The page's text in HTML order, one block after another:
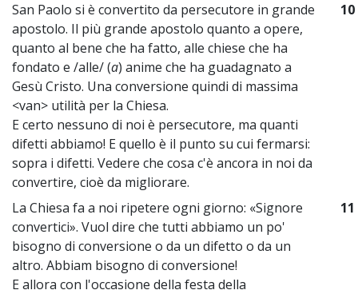
San Paolo si è convertito da persecutore in grande
apostolo. Il più grande apostolo quanto a opere,
quanto al bene che ha fatto, alle chiese che ha
fondato e /alle/ (a) anime che ha guadagnato a
Gesù Cristo. Una conversione quindi di massima
<van> utilità per la Chiesa.
E certo nessuno di noi è persecutore, ma quanti
difetti abbiamo! E quello è il punto su cui fermarsi:
sopra i difetti. Vedere che cosa c'è ancora in noi da
convertire, cioè da migliorare.
10
La Chiesa fa a noi ripetere ogni giorno: «Signore
convertici». Vuol dire che tutti abbiamo un po'
bisogno di conversione o da un difetto o da un
altro. Abbiam bisogno di conversione!
E allora con l'occasione della festa della
11